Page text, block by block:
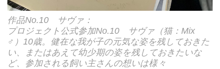
作品No.10 サヴァ：
プロジェクト公式参加No.10 サヴァ（猫：Mix
♂）10歳。健在な我が子の元気な姿を残しておきた
い、またはあえて幼少期の姿を残しておきたいな
ど、参加される飼い主さんの想いは様々